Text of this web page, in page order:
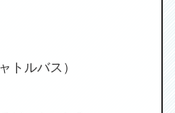
トルバス）